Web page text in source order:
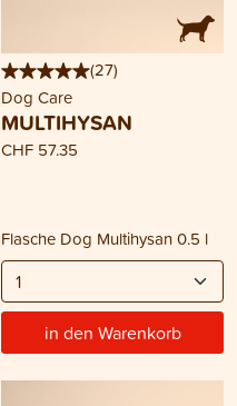
(27)
Dog Care
MULTIHYSAN
CHF 57.35
Flasche Dog Multihysan 0.5 l
in den Warenkorb